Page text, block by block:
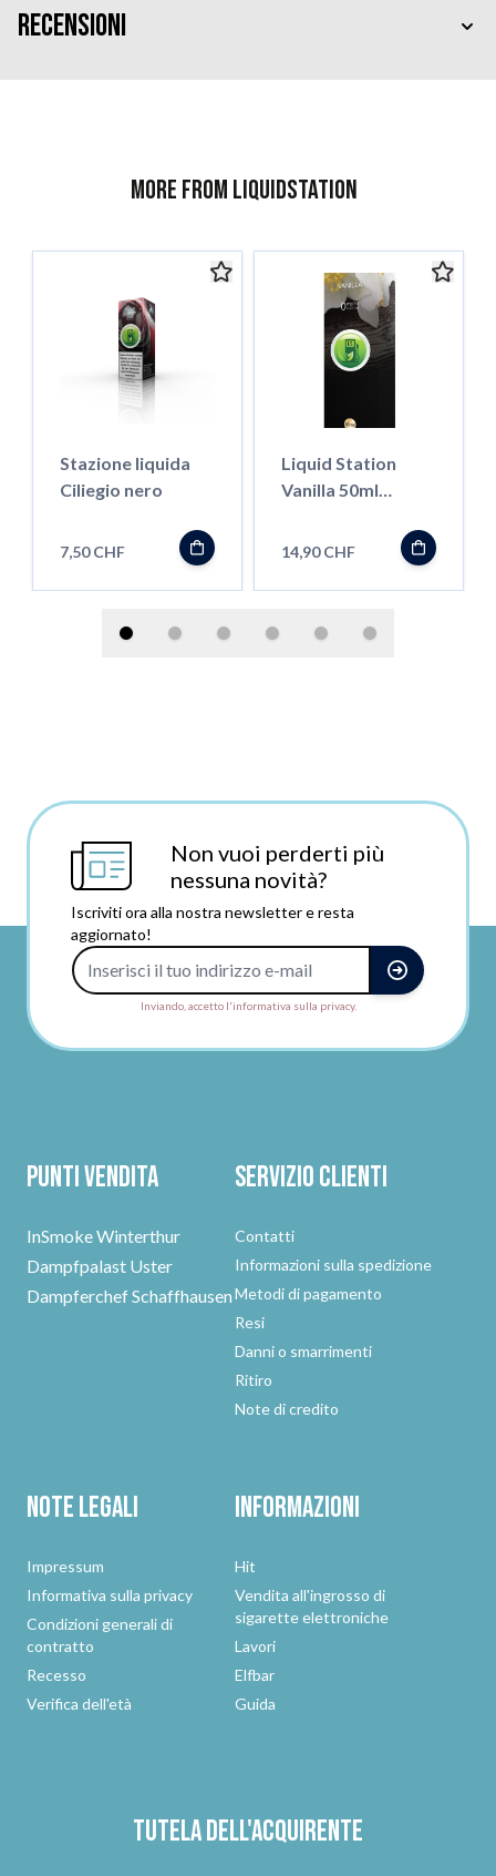
Recensioni
More from Liquidstation
Stazione liquida
Ciliegio nero
7,50 CHF
Liquid Station
Vanilla 50ml
14,90 CHF
Non vuoi perderti più
nessuna novità?
Iscriviti ora alla nostra newsletter e resta
aggiornato!
Inviando, accetto l'informativa sulla privacy.
Punti vendita
InSmoke Winterthur
Dampfpalast Uster
Dampferchef Schaffhausen
Servizio clienti
Contatti
Informazioni sulla spedizione
Metodi di pagamento
Resi
Danni o smarrimenti
Ritiro
Note di credito
Note legali
Impressum
Informativa sulla privacy
Condizioni generali di
contratto
Recesso
Verifica dell'età
Informazioni
Hit
Vendita all'ingrosso di
sigarette elettroniche
Lavori
Elfbar
Guida
Tutela dell'acquirente